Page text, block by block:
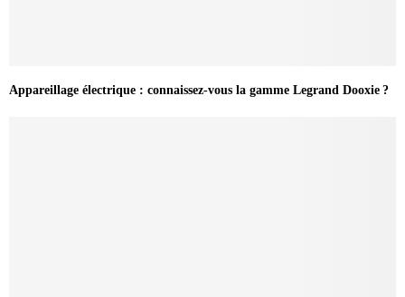
Appareillage électrique : connaissez-vous la gamme Legrand Dooxie ?